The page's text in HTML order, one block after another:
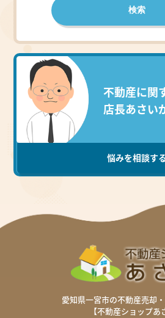
不動産に関
店長あさい
悩みを相談す
・ご返答は、ホームページ上で行
す。
・ご返答までの期間は決まってお
・個人が特定できなように掲載して
いので、質問と回答の削除はいた
・早急なご質問は、電話にてお問
愛知県一宮市の不動産売却
【不動産ショップあ